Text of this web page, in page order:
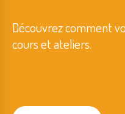
Découvrez comment
cours et ateliers.